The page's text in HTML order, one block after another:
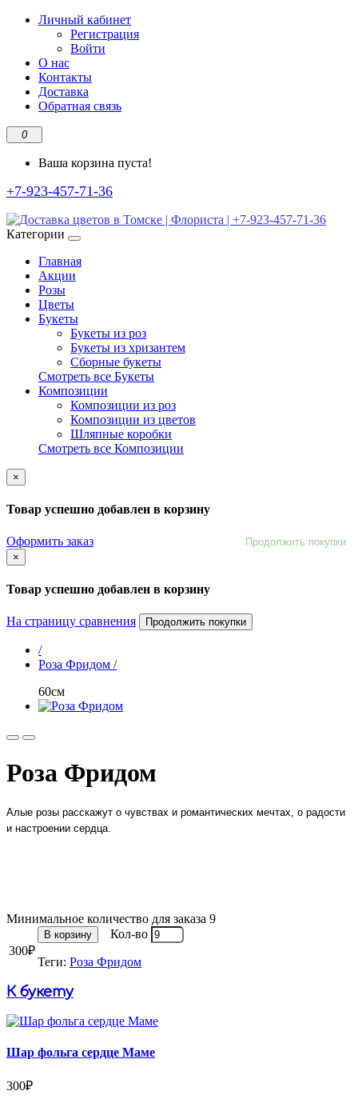
Личный кабинет
Регистрация
Войти
О нас
Контакты
Доставка
Обратная связь
0
Ваша корзина пуста!
+7-923-457-71-36
Категории
Главная
Акции
Розы
Цветы
Букеты
Букеты из роз
Букеты из хризантем
Сборные букеты
Смотреть все Букеты
Композиции
Композиции из роз
Композиции из цветов
Шляпные коробки
Смотреть все Композиции
×
Товар успешно добавлен в корзину
Оформить заказ
Продолжить покупки
×
Товар успешно добавлен в корзину
На страницу сравнения Продолжить покупки
/
Роза Фридом /
60см
Роза Фридом
Алые розы расскажут о чувствах и романтических мечтах, о радости
и настроении сердца.
Минимальное количество для заказа 9
Кол-во
300₽
В корзину
Теги: Роза Фридом
К букету
Шар фольга сердце Маме
300₽